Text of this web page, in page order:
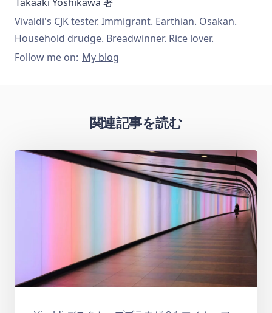
Vivaldi's CJK tester. Immigrant. Earthian. Osakan.
Household drudge. Breadwinner. Rice lover.
Follow me on: My blog
関連記事を読む